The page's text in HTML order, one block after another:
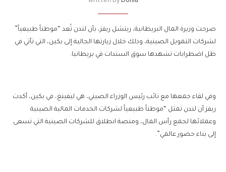
صرحت وزيرة المال البريطانية، ريتشل ريفز، بأن لندن تُعد “موطناً طبيعياً”
لشركات التمويل الصينية، وذلك خلال زيارتها الحالية إلى بكين، التي تأتي في
ظل اضطرابات تشهدها سوق السندات في بريطانيا.
وفي لقاء جمعها مع نائب رئيس الوزراء الصيني، هي ليفينغ، في بكين، أكدت
ريفز أن لندن تمثل “موطناً طبيعياً لشركات الخدمات المالية الصينية
وعملائها لجمع رأس المال، ومنصة انطلاق للشركات الصينية التي تسعى
إلى بناء حضور عالمي”.